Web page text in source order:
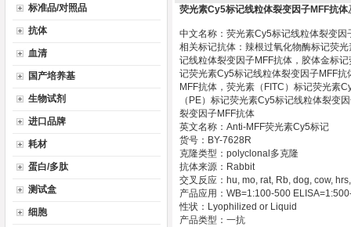
标准品/对照品
抗体
血清
国产培养基
生物试剂
进口品牌
耗材
蛋白/多肽
测试盒
细胞
荧光素Cy5标记线粒体裂变因子MFF抗体
中文名称：荧光素Cy5标记线粒体裂变因
相关标记抗体：辣根过氧化物酶标记荧
记线粒体裂变因子MFF抗体，胶体金标
记荧光素Cy5标记线粒体裂变因子MFF
MFF抗体，荧光素（FITC）标记荧光素
（PE）标记荧光素Cy5标记线粒体裂变
裂变因子MFF抗体
英文名称：Anti-MFF荧光素Cy5标记
货号：BY-7628R
克隆类型：polyclonal多克隆
抗体来源：Rabbit
交叉反应：hu, mo, rat, Rb, dog, cow,
产品应用：WB=1:100-500
性状：Lyophilized or Liquid
产品类型：一抗